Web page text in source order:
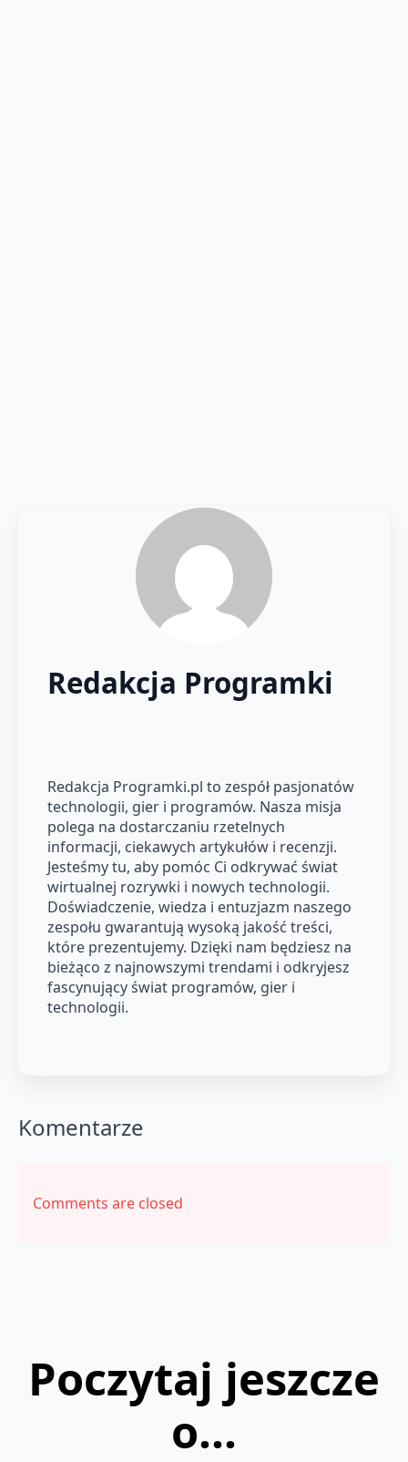
Redakcja Programki
Redakcja Programki.pl to zespół pasjonatów
technologii, gier i programów. Nasza misja
polega na dostarczaniu rzetelnych
informacji, ciekawych artykułów i recenzji.
Jesteśmy tu, aby pomóc Ci odkrywać świat
wirtualnej rozrywki i nowych technologii.
Doświadczenie, wiedza i entuzjazm naszego
zespołu gwarantują wysoką jakość treści,
które prezentujemy. Dzięki nam będziesz na
bieżąco z najnowszymi trendami i odkryjesz
fascynujący świat programów, gier i
technologii.
Komentarze
Comments are closed
Poczytaj jeszcze
o...